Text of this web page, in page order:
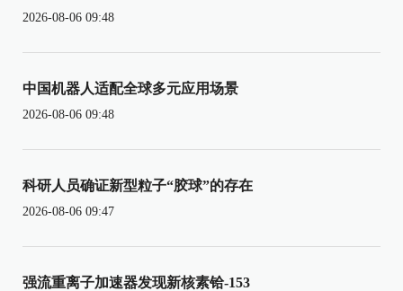
2026-08-06 09:48
中国机器人适配全球多元应用场景
2026-08-06 09:48
科研人员确证新型粒子“胶球”的存在
2026-08-06 09:47
强流重离子加速器发现新核素铪-153